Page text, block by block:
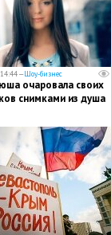
—Шоу-бизнес
очаровала своих
снимками из душа